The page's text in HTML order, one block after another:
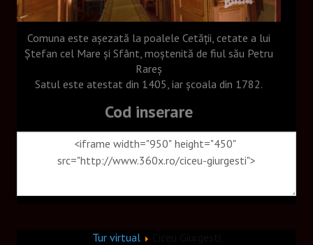
CONTACT
Comuna este aşezată la poalele Cetăţii, cetate a lui
Ştefan cel Mare şi Sfânt, moştenită de fiul său Petru
Rareş
Satul este atestat din 1405, iar şcoala din 1782.
Cod inserare
Tur virtual